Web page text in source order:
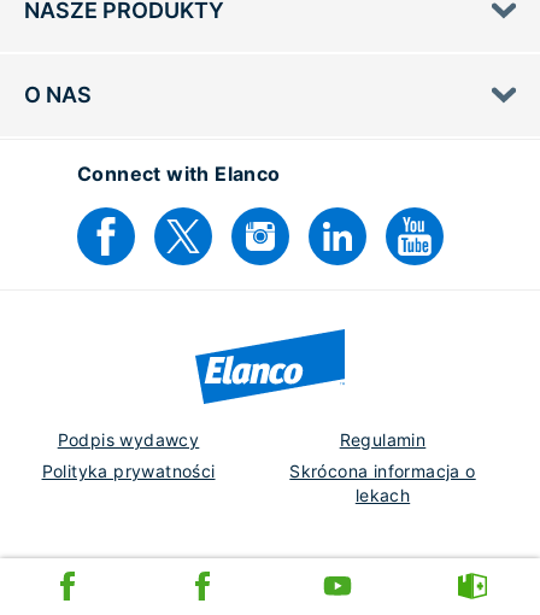
NASZE PRODUKTY
O NAS
Connect with Elanco
Podpis wydawcy
Regulamin
Polityka prywatności
Skrócona informacja o
lekach